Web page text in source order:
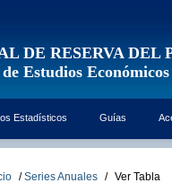
DE RESERVA DEL
Estudios Económicos
Estadísticos Guías
/ Series Anuales / Ver Tabla